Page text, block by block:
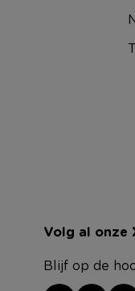
Volg al onze
Blijf op de